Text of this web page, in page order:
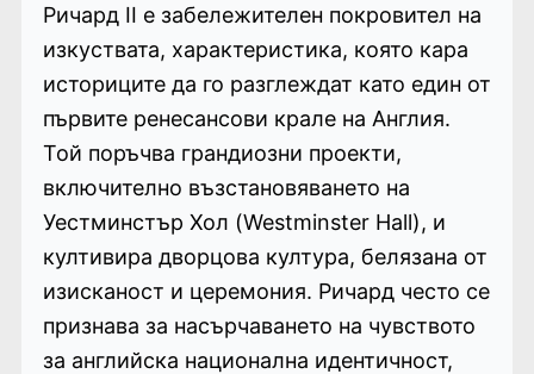
Ричард II е забележителен покровител на
изкуствата, характеристика, която кара
историците да го разглеждат като един от
първите ренесансови крале на Англия.
Той поръчва грандиозни проекти,
включително възстановяването на
Уестминстър Хол (Westminster Hall), и
култивира дворцова култура, белязана от
изисканост и церемония. Ричард често се
признава за насърчаването на чувството
за английска национална идентичност,